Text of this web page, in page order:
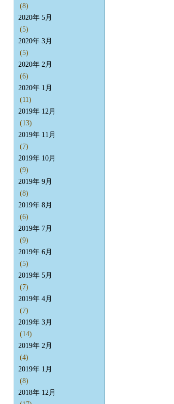
(8)
2020年 5月
(5)
2020年 3月
(5)
2020年 2月
(6)
2020年 1月
(11)
2019年 12月
(13)
2019年 11月
(7)
2019年 10月
(9)
2019年 9月
(8)
2019年 8月
(6)
2019年 7月
(9)
2019年 6月
(5)
2019年 5月
(7)
2019年 4月
(7)
2019年 3月
(14)
2019年 2月
(4)
2019年 1月
(8)
2018年 12月